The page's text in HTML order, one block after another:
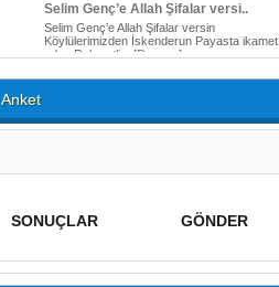
Selim Genç’e Allah Şifalar versi..
Selim Genç’e Allah Şifalar versin
Köylülerimizden İskenderun Payasta ikamet
eden Rahmetli... [Devamı]
Anket